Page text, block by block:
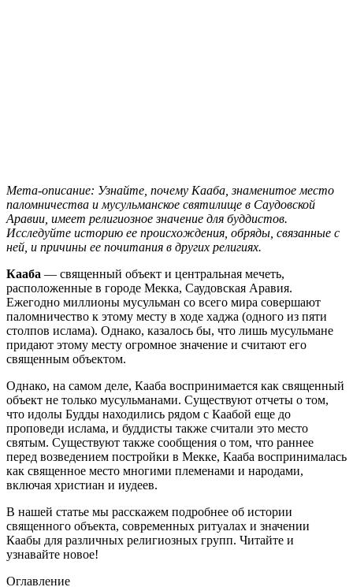
Мета-описание: Узнайте, почему Кааба, знаменитое место
паломничества и мусульманское святилище в Саудовской
Аравии, имеет религиозное значение для буддистов.
Исследуйте историю ее происхождения, обряды, связанные с
ней, и причины ее почитания в других религиях.
Кааба — священный объект и центральная мечеть,
расположенные в городе Мекка, Саудовская Аравия.
Ежегодно миллионы мусульман со всего мира совершают
паломничество к этому месту в ходе хаджа (одного из пяти
столпов ислама). Однако, казалось бы, что лишь мусульмане
придают этому месту огромное значение и считают его
священным объектом.
Однако, на самом деле, Кааба воспринимается как священный
объект не только мусульманами. Существуют отчеты о том,
что идолы Будды находились рядом с Каабой еще до
проповеди ислама, и буддисты также считали это место
святым. Существуют также сообщения о том, что раннее
перед возведением постройки в Мекке, Кааба воспринималась
как священное место многими племенами и народами,
включая христиан и иудеев.
В нашей статье мы расскажем подробнее об истории
священного объекта, современных ритуалах и значении
Каабы для различных религиозных групп. Читайте и
узнавайте новое!
Оглавление